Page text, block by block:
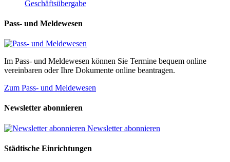
Geschäftsübergabe
Pass- und Meldewesen
Im Pass- und Meldewesen können Sie Termine bequem online
vereinbaren oder Ihre Dokumente online beantragen.
Zum Pass- und Meldewesen
Newsletter abonnieren
Newsletter abonnieren
Städtische Einrichtungen